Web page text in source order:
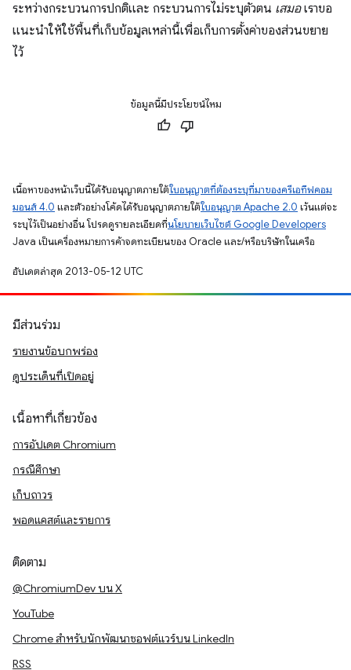
ระหว่างกระบวนการปกติและ กระบวนการไม่ระบุตัวตน เสมอเราขอ
แนะนำให้ใช้พื้นที่เก็บข้อมูลเหล่านี้เพื่อเก็บการตั้งค่าของส่วนขยาย
ไว้
ข้อมูลนี้มีประโยชน์ไหม
เนื้อหาของหน้าเว็บนี้ได้รับอนุญาตภายใต้ใบอนุญาตที่ต้องระบุที่มาของครีเอทีฟคอม
มอนส์ 4.0 และตัวอย่างโค้ดได้รับอนุญาตภายใต้ใบอนุญาต Apache 2.0 เว้นแต่จะ
ระบุไว้เป็นอย่างอื่น โปรดดูรายละเอียดที่นโยบายเว็บไซต์ Google Developers
Java เป็นเครื่องหมายการค้าจดทะเบียนของ Oracle และ/หรือบริษัทในเครือ
อัปเดตล่าสุด 2013-05-12 UTC
มีส่วนร่วม
รายงานข้อบกพร่อง
ดูประเด็นที่เปิดอยู่
เนื้อหาที่เกี่ยวข้อง
การอัปเดต Chromium
กรณีศึกษา
เก็บถาวร
พอดแคสต์และรายการ
ติดตาม
@ChromiumDev บน X
YouTube
Chrome สำหรับนักพัฒนาซอฟต์แวร์บน LinkedIn
RSS